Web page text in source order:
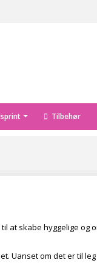
Tilbehør
at skabe hyggelige og
Uanset om det er til